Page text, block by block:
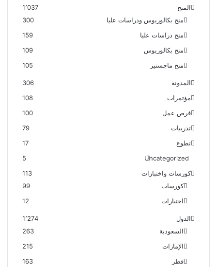
المنح
1٬037
منح بكالوريوس ودراسات عليا
300
منح دراسات عليا
159
منح بكالوريوس
109
منح ماجستير
105
المدونة
306
مؤتمرات
108
فرص عمل
100
تدريبات
79
تطوع
17
Uncategorized
5
كورسات واختبارات
113
كورسات
99
اختبارات
12
الدول
1٬274
السعودية
263
الإمارات
215
قطر
163